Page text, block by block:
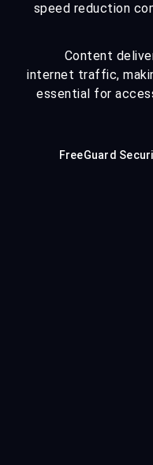
speed reduction
Content
internet traffic,
essential for
FreeGuard